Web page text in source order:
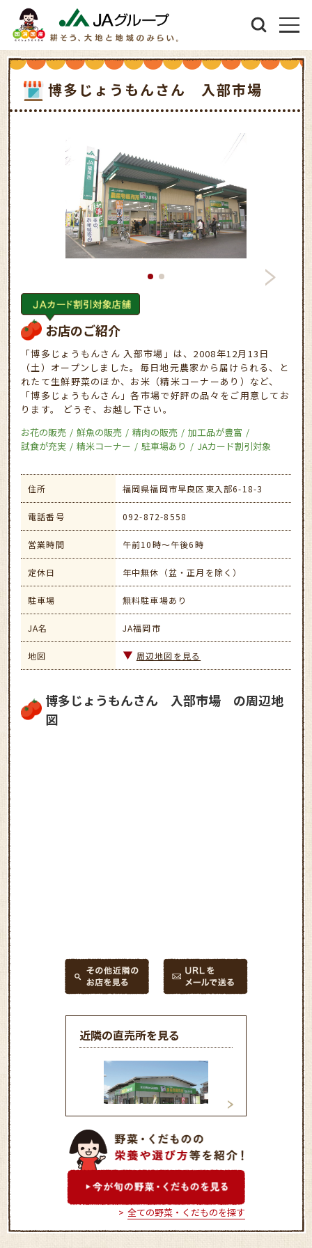
博多じょうもんさん 入部市場
お店のご紹介
「博多じょうもんさん 入部市場」は、2008年12月13日
（土）オープンしました。毎日地元農家から届けられる、と
れたて生鮮野菜のほか、お米（精米コーナーあり）など、
「博多じょうもんさん」各市場で好評の品々をご用意してお
ります。 どうぞ、お越し下さい。
お花の販売
鮮魚の販売 精肉の販売
加工品が豊富
試食が充実
精米コーナー 駐車場あり JAカード割引対象
住所 福岡県福岡市早良区東入部6-18-3
電話番号 092-872-8558
営業時間 午前10時～午後6時
定休日 年中無休（盆・正月を除く）
駐車場 無料駐車場あり
JA名 JA福岡市
地図 周辺地図を見る
博多じょうもんさん 入部市場 の周辺地
図
近隣の直売所を見る
寺市場
博多じょうもん
市場
全ての野菜・くだものを探す